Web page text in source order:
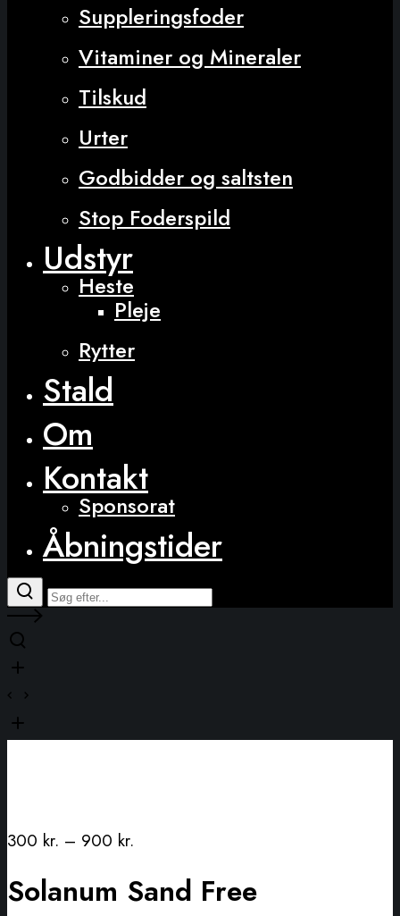
Suppleringsfoder
Vitaminer og Mineraler
Tilskud
Urter
Godbidder og saltsten
Stop Foderspild
Udstyr
Heste
Pleje
Rytter
Stald
Om
Kontakt
Sponsorat
Åbningstider
300 kr. – 900 kr.
Solanum Sand Free